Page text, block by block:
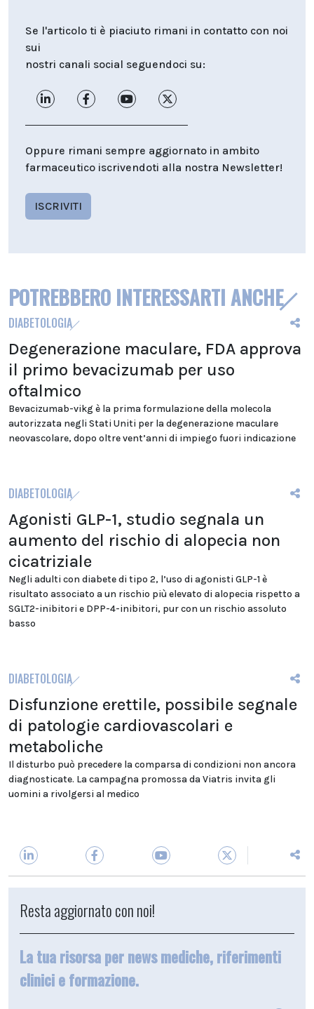
Se l'articolo ti è piaciuto rimani in contatto con noi
sui
nostri canali social seguendoci su:
Oppure rimani sempre aggiornato in ambito
farmaceutico iscrivendoti alla nostra Newsletter!
ISCRIVITI
POTREBBERO INTERESSARTI ANCHE
DIABETOLOGIA
Degenerazione maculare, FDA approva
il primo bevacizumab per uso
oftalmico
Bevacizumab-vikg è la prima formulazione della molecola
autorizzata negli Stati Uniti per la degenerazione maculare
neovascolare, dopo oltre vent’anni di impiego fuori indicazione
DIABETOLOGIA
Agonisti GLP-1, studio segnala un
aumento del rischio di alopecia non
cicatriziale
Negli adulti con diabete di tipo 2, l’uso di agonisti GLP-1 è
risultato associato a un rischio più elevato di alopecia rispetto a
SGLT2-inibitori e DPP-4-inibitori, pur con un rischio assoluto
basso
DIABETOLOGIA
Disfunzione erettile, possibile segnale
di patologie cardiovascolari e
metaboliche
Il disturbo può precedere la comparsa di condizioni non ancora
diagnosticate. La campagna promossa da Viatris invita gli
uomini a rivolgersi al medico
Resta aggiornato con noi!
La tua risorsa per news mediche, riferimenti
clinici e formazione.